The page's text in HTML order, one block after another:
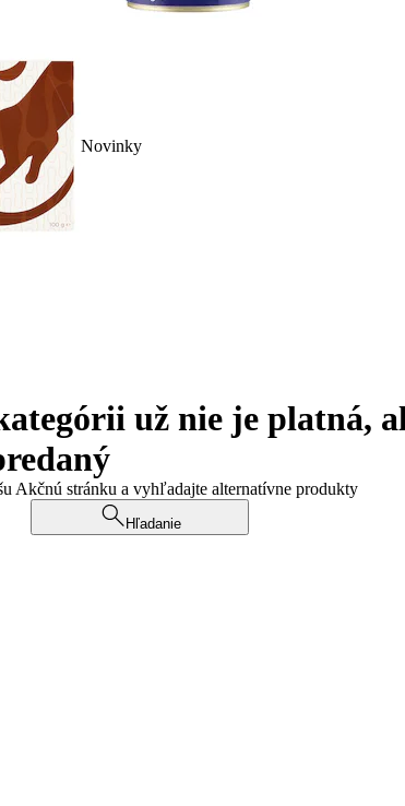
Novinky
už nie je platná,
Akčnú stránku a vyhľadajte alternatívne produkty
Hľadanie